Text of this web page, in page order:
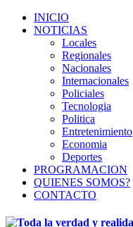
INICIO
NOTICIAS
Locales
Regionales
Nacionales
Internacionales
Policiales
Tecnologia
Politica
Entretenimiento
Economia
Deportes
PROGRAMACION
QUIENES SOMOS?
CONTACTO